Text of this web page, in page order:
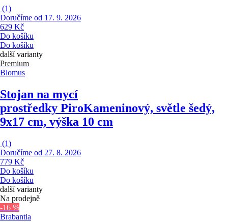
(1)
Doručíme od 17. 9. 2026
629 Kč
Do košíku
Do košíku
další varianty
Premium
Blomus
Stojan na mycí
prostředky PiroKameninový, světle šedý,
9x17 cm, výška 10 cm
(1)
Doručíme od 27. 8. 2026
779 Kč
Do košíku
Do košíku
další varianty
Na prodejně
-16 %
Brabantia